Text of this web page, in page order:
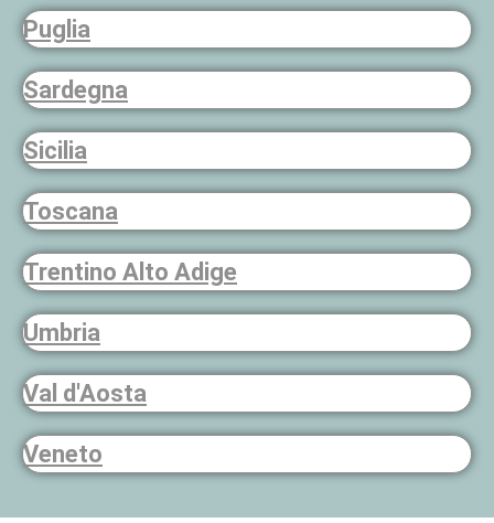
Puglia
Sardegna
Sicilia
Toscana
Trentino Alto Adige
Umbria
Val d'Aosta
Veneto